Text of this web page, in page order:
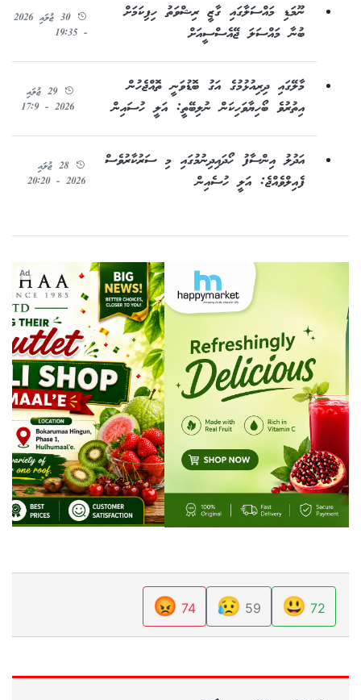
ނޫމަޑި މައްސަލާގައި ގާޒީ ރިޝްވަތު ހިފިކަމަށް
ބުނާ މައްސަލަ ޖޭއެސްސީއަށް
30 ޖުލައި 2026
- 19:35
މާލޭގައި ދިރިއުޅުމުގެ އަގު ބޮޑުވަނީ ތޮއްޖެހުން
އިތުރުވެ ބޯހިޔާވަހިކަން ނުލިބޭތީ: އަލީ ހުސައިން
29 ޖުލައި
2026 - 17:9
އަދުލު އިންސާފު ހޯދައިދިނުމުގައި މި ސަރުކާރުވެސް
ފެއިލްވެއްޖެ: އަލީ ހުސެއިން
28 ޖުލައި
2026 - 20:20
Ad
72
😃
59
😥
74
😡